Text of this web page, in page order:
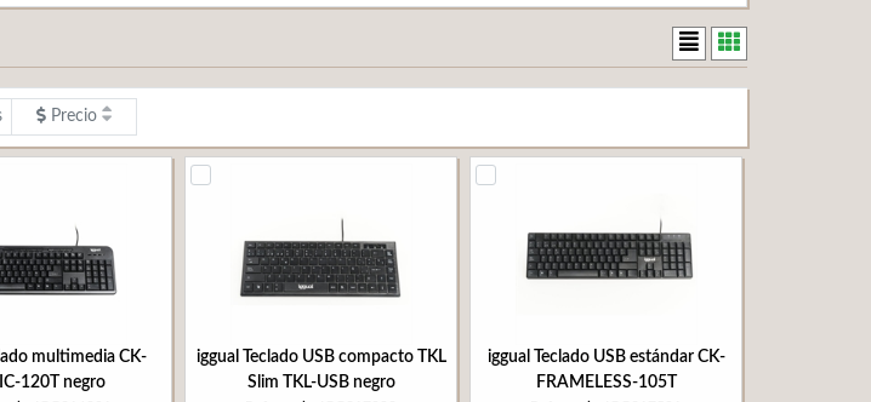
Precio
multimedia CK-
120T negro
iggual Teclado USB compacto TKL
Slim TKL-USB negro
iggual Teclado USB estándar CK-
FRAMELESS-105T